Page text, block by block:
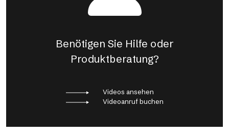
Benötigen Sie Hilfe oder
Produktberatung?
Videos ansehen
Videoanruf buchen